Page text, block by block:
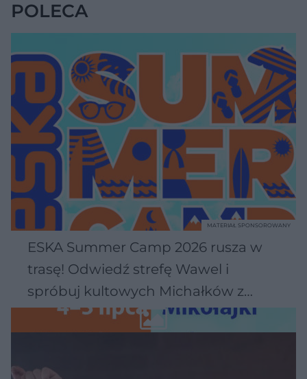
POLECA
ESKA Summer Camp 2026 rusza w
trasę! Odwiedź strefę Wawel i
spróbuj kultowych Michałków z
Wawelu
MATERIAŁ SPONSOROWANY